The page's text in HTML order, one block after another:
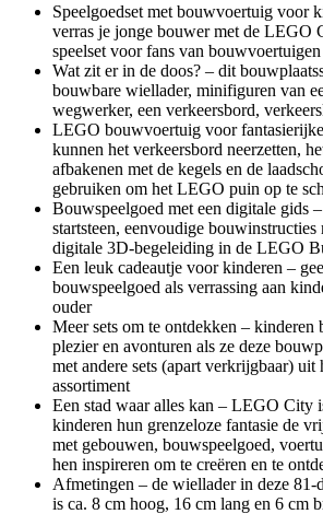
Speelgoedset met bouwvoertuig voor
verras je jonge bouwer met de LEGO
speelset voor fans van bouwvoertuigen
Wat zit er in de doos? – dit
bouwbare wiellader, minifiguren van
wegwerker, een verkeersbord,
LEGO bouwvoertuig voor
kunnen het verkeersbord neerzetten,
afbakenen met de kegels en de
gebruiken om het LEGO puin op te
Bouwspeelgoed met een digitale gids
startsteen, eenvoudige bouwinstructies
digitale 3D-begeleiding in de LEGO
Een leuk cadeautje voor kinderen –
bouwspeelgoed als verrassing aan
ouder
Meer sets om te ontdekken – kinderen
plezier en avonturen als ze deze
met andere sets (apart verkrijgbaar)
assortiment
Een stad waar alles kan – LEGO City
kinderen hun grenzeloze fantasie de
met gebouwen, bouwspeelgoed,
hen inspireren om te creëren en te
Afmetingen – de wiellader in deze
is ca. 8 cm hoog, 16 cm lang en 6 cm